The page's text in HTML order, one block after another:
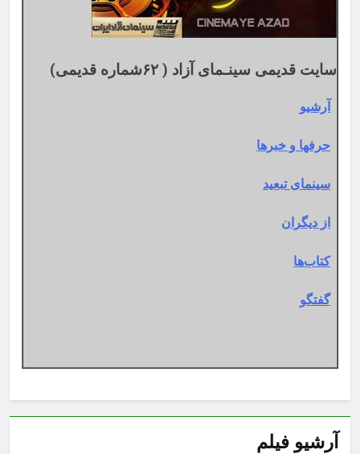
سایت قدیمی سینـمای آزاد ( ۶۲شماره قدیمی)
آرشیو
حرفها و خبرها
سینمای تبعید
از دیگران
کتاب‌ها
گفتگو
آرشیو فیلم